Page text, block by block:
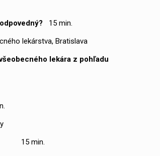
15 min.
lekárstva, Bratislava
lekára z pohľadu
15 min.